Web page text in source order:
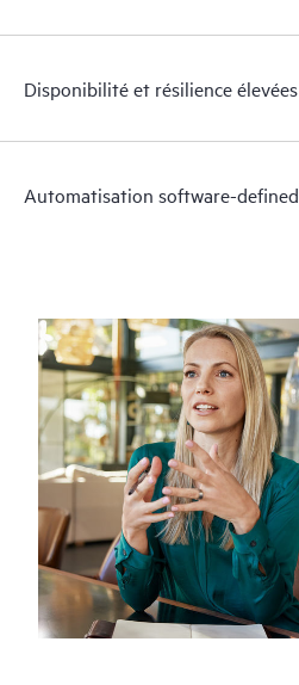
Disponibilité et résilience élevées
Automatisation software-defined